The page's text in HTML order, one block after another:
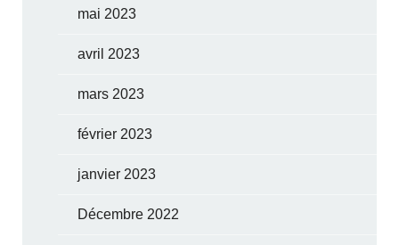
mai 2023
avril 2023
mars 2023
février 2023
janvier 2023
Décembre 2022